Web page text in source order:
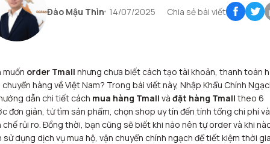
Đào Mậu Thìn 14/07/2025 Chia sẻ bài viết
muốn order Tmall nhưng chưa biết cách tạo tài khoản, thanh toán
chuyển hàng về Việt Nam? Trong bài viết này, Nhập Khẩu Chính
dẫn chi tiết cách mua hàng Tmall và đặt hàng Tmall theo 6
đơn giản, từ tìm sản phẩm, chọn shop uy tín đến tính tổng chi phí và
chế rủi ro. Đồng thời, bạn cũng sẽ biết khi nào nên tự order và khi
sử dụng dịch vụ mua hộ, vận chuyển chính ngạch để tiết kiệm thời